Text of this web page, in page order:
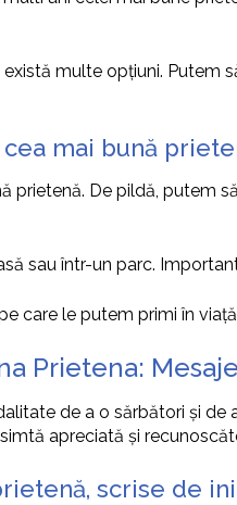
multe opțiuni.
mai bună
prietenă. De pildă, putem
sau într-un parc.
care le putem primi în
Prietena:
de a o sărbători și
apreciată și
scrise de